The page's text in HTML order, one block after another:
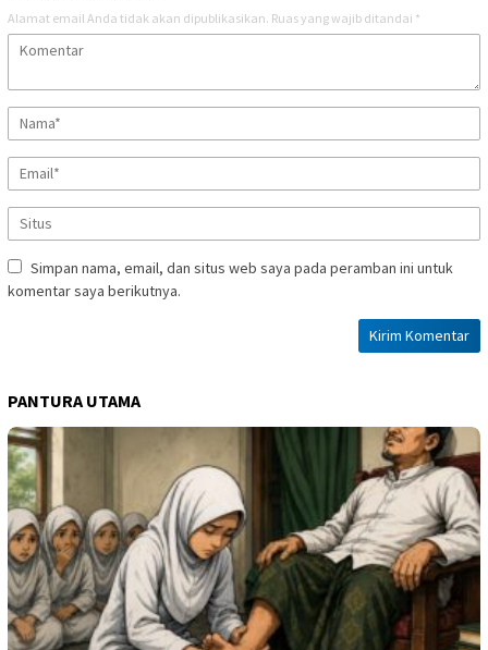
Alamat email Anda tidak akan dipublikasikan. Ruas yang wajib ditandai *
Simpan nama, email, dan situs web saya pada peramban ini untuk
komentar saya berikutnya.
PANTURA UTAMA